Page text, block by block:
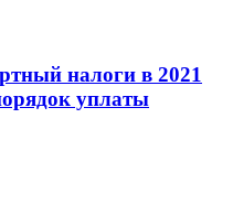
налоги в 2021
уплаты